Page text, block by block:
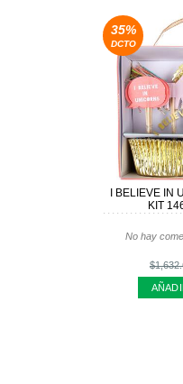
35%
DCTO
I BELIEVE IN
KIT
No hay